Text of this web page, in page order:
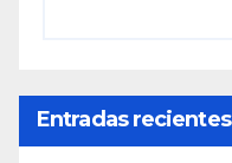
Entradas recientes